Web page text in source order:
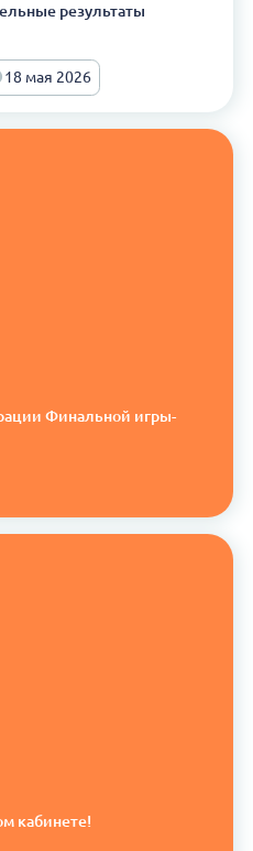
результаты
18 мая 2026
Финальной игры-
кабинете!